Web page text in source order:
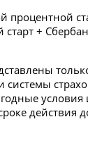
процентной
+
системы
условия
действия